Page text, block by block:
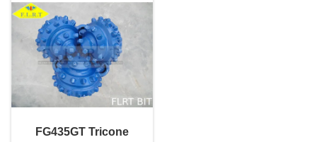
FG435GT Tricone